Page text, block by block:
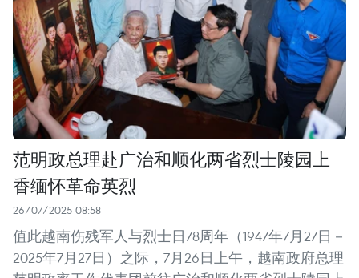
范明政总理赴广治和顺化两省烈士陵园上
香缅怀革命英烈
26/07/2025 08:58
值此越南伤残军人与烈士日78周年（1947年7月27日－
2025年7月27日）之际，7月26日上午，越南政府总理